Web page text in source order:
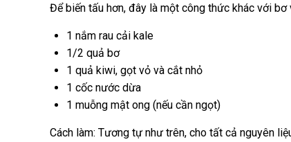
Để biến tấu hơn, đây là một công thức khác với bơ
1 nắm rau cải kale
1/2 quả bơ
1 quả kiwi, gọt vỏ và cắt nhỏ
1 cốc nước dừa
1 muỗng mật ong (nếu cần ngọt)
Cách làm: Tương tự như trên, cho tất cả nguyên